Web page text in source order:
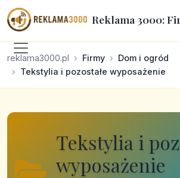
Reklama 3000:
reklama3000.pl Firmy
Dom i ogród
Tekstylia i pozostałe wyposażenie
Tekstylia i
wyposażenie